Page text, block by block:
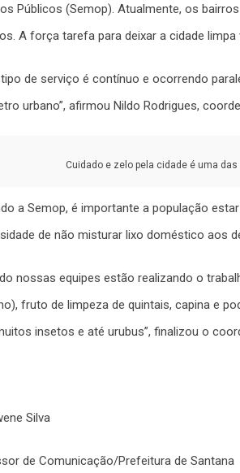
Públicos (Semop). Atualmente, os
A força tarefa para deixar a cidade
tipo de serviço é contínuo e ocorrendo
urbano”, afirmou Nildo Rodrigues,
Cuidado e zelo pela cidade é uma
a Semop, é importante a população
de não misturar lixo doméstico aos
nossas equipes estão realizando o
fruto de limpeza de quintais, capina e
insetos e até urubus”, finalizou o
Silva
de Comunicação/Prefeitura de Santana